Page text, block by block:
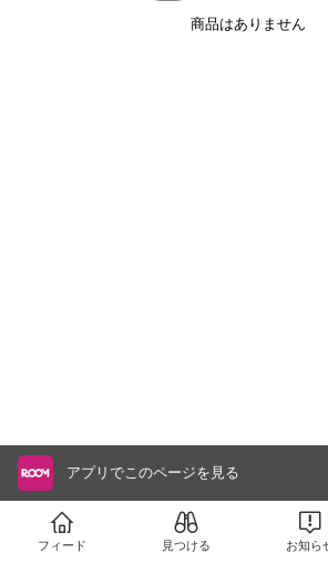
商品はありません
アプリでこのページを見る
フィード 見つける お知ら